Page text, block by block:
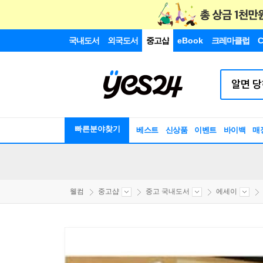
국내도서 외국도서 중고샵 eBook 크레마클럽
빠른분야찾기 베스트 신상품 이벤트 바이백 매
웰컴 중고샵 중고 국내도서 에세이